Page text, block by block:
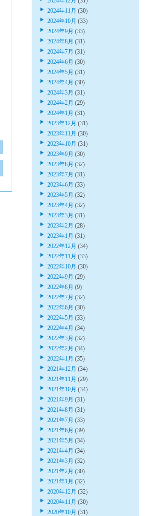
2024年11月 (30)
2024年10月 (33)
2024年9月 (33)
2024年8月 (31)
2024年7月 (31)
2024年6月 (30)
2024年5月 (31)
2024年4月 (30)
2024年3月 (31)
2024年2月 (29)
2024年1月 (31)
2023年12月 (31)
2023年11月 (30)
2023年10月 (31)
2023年9月 (30)
2023年8月 (32)
2023年7月 (31)
2023年6月 (33)
2023年5月 (32)
2023年4月 (32)
2023年3月 (31)
2023年2月 (28)
2023年1月 (31)
2022年12月 (34)
2022年11月 (33)
2022年10月 (30)
2022年9月 (29)
2022年8月 (9)
2022年7月 (32)
2022年6月 (30)
2022年5月 (33)
2022年4月 (34)
2022年3月 (32)
2022年2月 (34)
2022年1月 (35)
2021年12月 (34)
2021年11月 (29)
2021年10月 (34)
2021年9月 (31)
2021年8月 (31)
2021年7月 (33)
2021年6月 (39)
2021年5月 (34)
2021年4月 (34)
2021年3月 (32)
2021年2月 (30)
2021年1月 (32)
2020年12月 (32)
2020年11月 (30)
2020年10月 (31)